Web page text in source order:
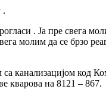
.
. Ја пре свега
молим да се брзо
канализацијом код
кварова на 8121 – 867.